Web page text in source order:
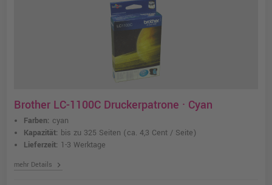
Brother LC-1100C Druckerpatrone · Cyan
Farben: cyan
Kapazität: bis zu 325 Seiten (ca. 4,3 Cent / Seite)
Lieferzeit: 1-3 Werktage
mehr Details chevron_right